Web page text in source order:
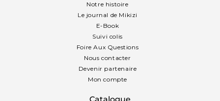
Notre histoire
Le journal de Mikizi
E-Book
Suivi colis
Foire Aux Questions
Nous contacter
Devenir partenaire
Mon compte